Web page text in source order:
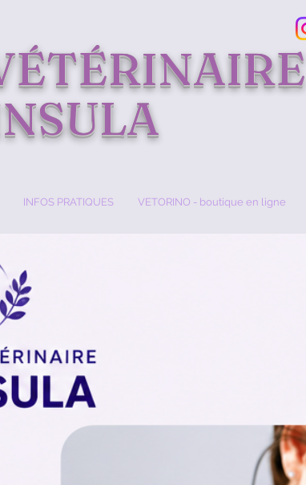
INFOS PRATIQUES VETORINO - boutique en ligne